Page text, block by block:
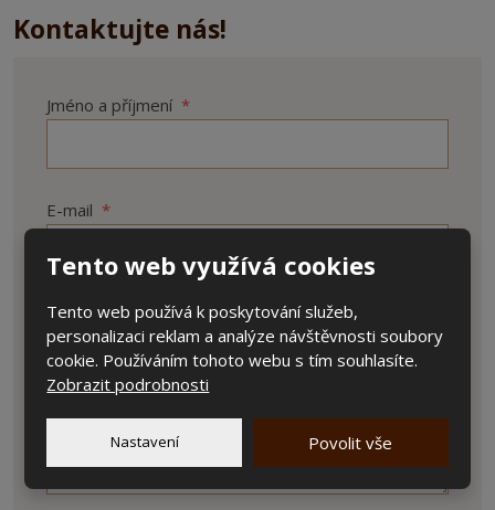
Kontaktujte nás!
Jméno a příjmení *
E-mail *
Text zprávy *
Tento web využívá cookies
Tento web používá k poskytování služeb,
personalizaci reklam a analýze návštěvnosti soubory
cookie. Používáním tohoto webu s tím souhlasíte.
Zobrazit podrobnosti
Nastavení Povolit vše